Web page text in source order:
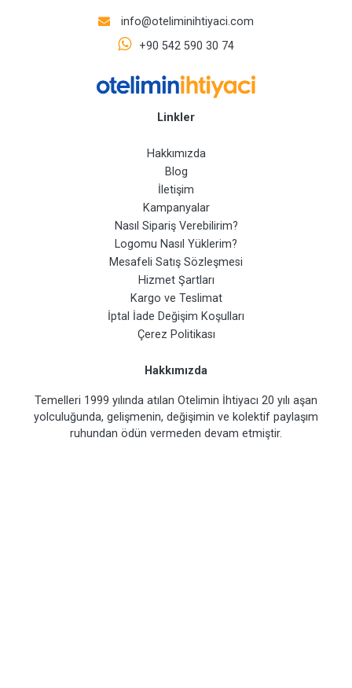
info@oteliminihtiyaci.com
+90 542 590 30 74
Linkler
Hakkımızda
Blog
İletişim
Kampanyalar
Nasıl Sipariş Verebilirim?
Logomu Nasıl Yüklerim?
Mesafeli Satış Sözleşmesi
Hizmet Şartları
Kargo ve Teslimat
İptal İade Değişim Koşulları
Çerez Politikası
Hakkımızda
Temelleri 1999 yılında atılan Otelimin İhtiyacı 20 yılı aşan
yolculuğunda, gelişmenin, değişimin ve kolektif paylaşım
ruhundan ödün vermeden devam etmiştir.